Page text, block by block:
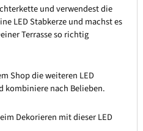
und verwendest die
LED Stabkerze und machst es
Terrasse so richtig
Shop die weiteren LED
kombiniere nach Belieben.
Dekorieren mit dieser LED